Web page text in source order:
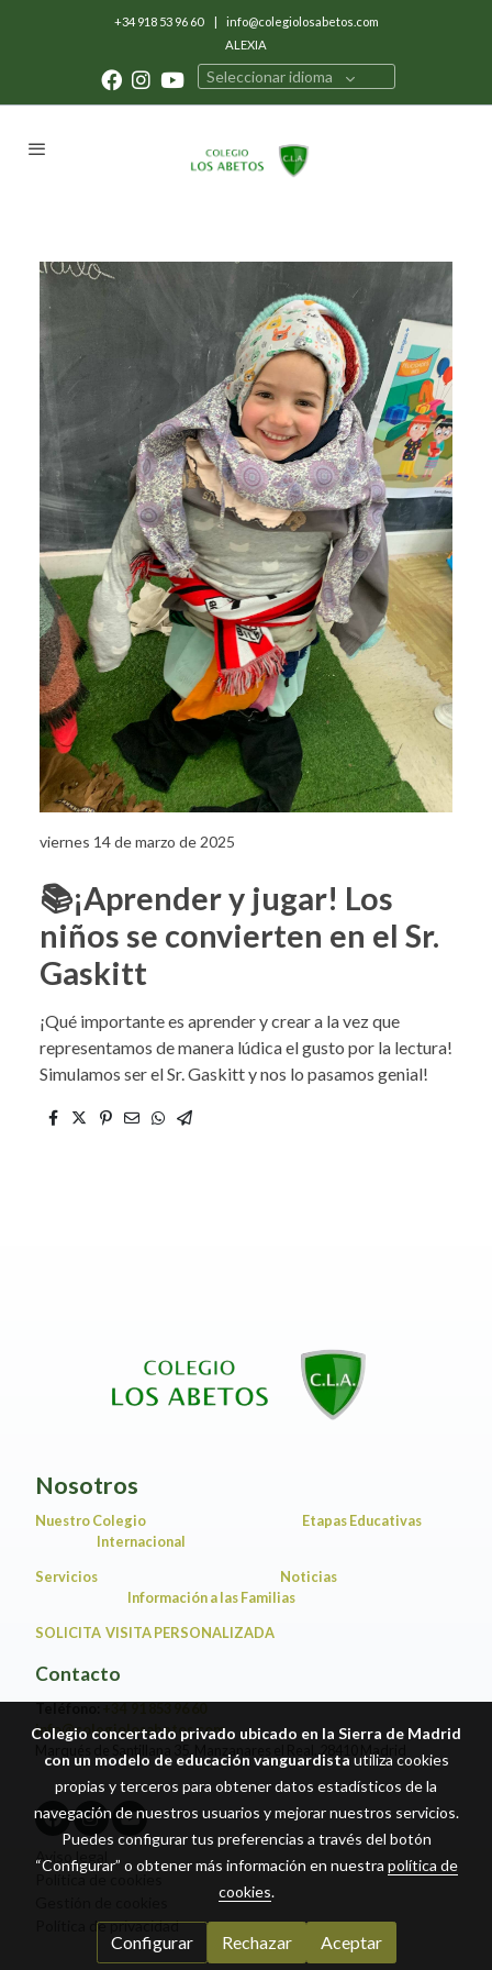
+34 918 53 96 60 |
info@colegiolosabetos.com
ALEXIA
Seleccionar idioma
viernes 14 de marzo de 2025
📚¡Aprender y jugar! Los
niños se convierten en el Sr.
Gaskitt
¡Qué importante es aprender y crear a la vez que
representamos de manera lúdica el gusto por la lectura!
Simulamos ser el Sr. Gaskitt y nos lo pasamos genial!
Nosotros
Nuestro Colegio
Etapas Educativas
Internacional
Servicios
Noticias
Información a las Familias
SOLICITA VISITA PERSONALIZADA
Contacto
info@colegiolosabetos.com
Aviso legal
Política de privacidad
Colegio concertado privado ubicado en la Sierra de Madrid
con un modelo de educación vanguardista utiliza cookies
propias y terceros para obtener datos estadísticos de la
navegación de nuestros usuarios y mejorar nuestros servicios.
Puedes configurar tus preferencias a través del botón
“Configurar” o obtener más información en nuestra política de
cookies.
Configurar Rechazar Aceptar